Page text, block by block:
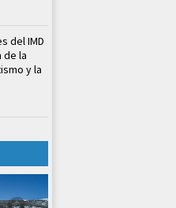
del IMD
de la
y la